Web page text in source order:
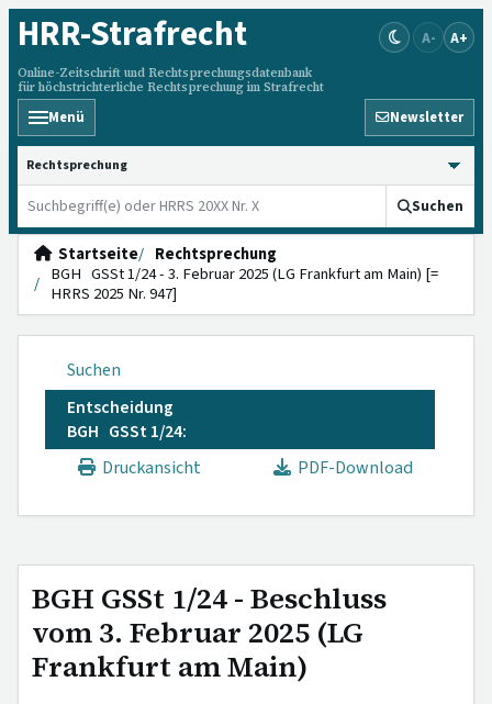
HRR-Strafrecht
Online-Zeitschrift und Rechtsprechungsdatenbank
für höchstrichterliche Rechtsprechung im Strafrecht
A- A+
Menü Newsletter
HRRS durchsuchen
Suchen
Startseite
Rechtsprechung
BGH GSSt 1/24 - 3. Februar 2025 (LG Frankfurt am Main) [=
HRRS 2025 Nr. 947]
Suchen
Entscheidung
BGH GSSt 1/24:
Druckansicht
PDF-Download
BGH GSSt 1/24 - Beschluss
vom 3. Februar 2025 (LG
Frankfurt am Main)